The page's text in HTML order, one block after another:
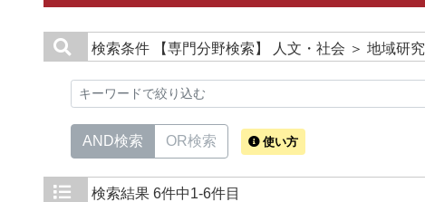
検索条件 【専門分野検索】 人文・社会 ＞ 地域研究
AND検索 OR検索 使い方
検索結果 6件中1-6件目